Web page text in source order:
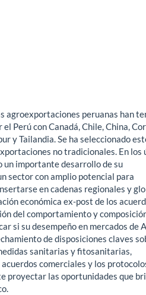
agroexportaciones peruanas han
Perú con Canadá, Chile, China,
y Tailandia. Se ha seleccionado
no tradicionales. En los
un importante desarrollo de su
sector con amplio potencial para
en cadenas regionales y
económica ex-post de los
del comportamiento y
si su desempeño en mercados de
de disposiciones claves
sanitarias y fitosanitarias,
comerciales y los
proyectar las oportunidades que